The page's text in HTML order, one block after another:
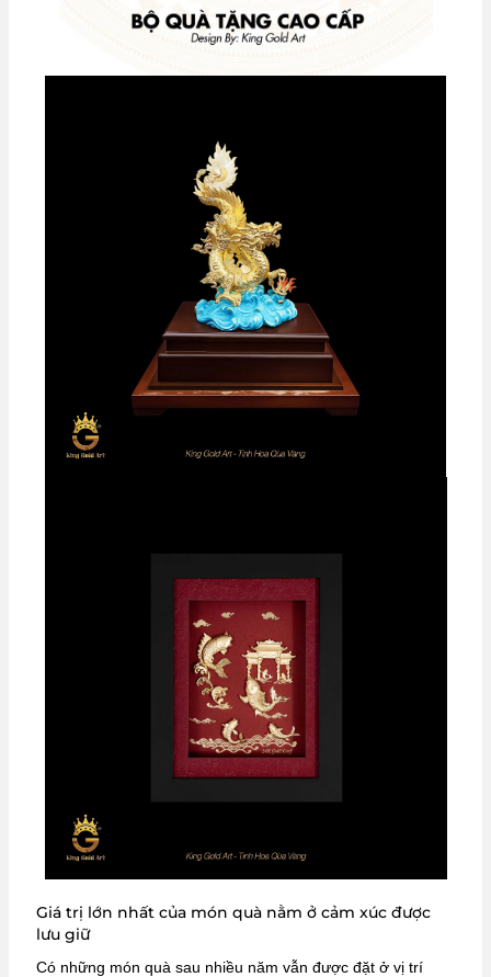
Giá trị lớn nhất của món quà nằm ở cảm xúc được
lưu giữ
Có những món quà sau nhiều năm vẫn được đặt ở vị trí